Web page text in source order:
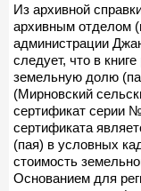
Из архивной
архивным отделом
администрации
следует, что в
земельную долю
(Мирновский
сертификат серии
сертификата
(пая) в условных
стоимость
Основанием для